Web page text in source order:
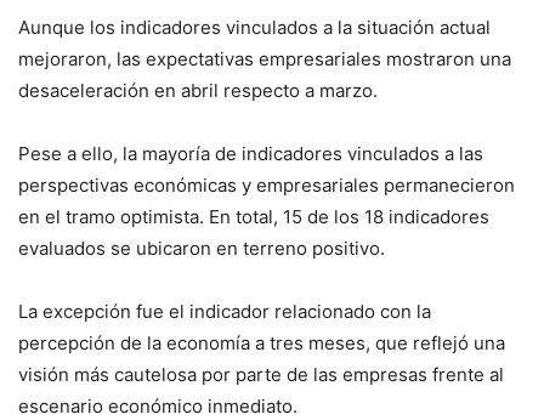
Aunque los indicadores vinculados a la situación actual
mejoraron, las expectativas empresariales mostraron una
desaceleración en abril respecto a marzo.
Pese a ello, la mayoría de indicadores vinculados a las
perspectivas económicas y empresariales permanecieron
en el tramo optimista. En total, 15 de los 18 indicadores
evaluados se ubicaron en terreno positivo.
La excepción fue el indicador relacionado con la
percepción de la economía a tres meses, que reflejó una
visión más cautelosa por parte de las empresas frente al
escenario económico inmediato.